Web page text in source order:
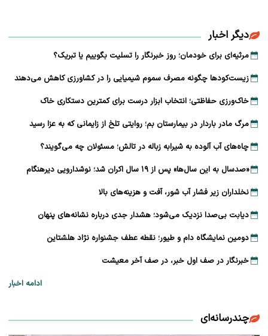
دیگر اخبار
مرثیه‌ای برای خودمان؛ روز خبرنگار را تسلیت بگوییم یا تبریک؟
زیست‌کودها چگونه مصرف سموم شیمیایی را در کشاورزی کاهش می‌دهند
خاک‌ورزی حفاظتی؛ انتخاب ابزار درست برای کمترین دستکاری خاک
مرگ مادر باردار در بیمارستان بم؛ روایتی تلخ از زایمانی که به عزا رسید
چاه‌های آب آلوده به شیرابه زباله در تالش؛ مسئولان چه می‌گویند؟
«صدسال به این سال‌ها» پس از ۱۹ سال اکران شد؛ نوشدارویی دیرهنگام
نخلداران زیر فشار آب شور، آفت و هزینه‌های بالا
دیابت بی‌صدا نزدیک می‌شود؛ هشدار جدی درباره نشانه‌های پنهان
دومین نمایشگاه دام و طیور؛ نقطه عطف جشنواره نژاد هلشتاین
خبرنگار در صف اول خبر، در صف آخر معیشت
ادامه اخبار
چندرسانه‌ای